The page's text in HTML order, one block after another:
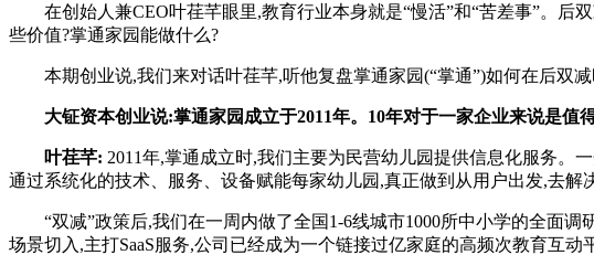
在创始人兼CEO叶荏芊眼里,教育行业本身就是“慢活”和“苦差事”。后
些价值?掌通家园能做什么?
本期创业说,我们来对话叶荏芊,听他复盘掌通家园(“掌通”)如何在后双减
大钲资本创业说:掌通家园成立于2011年。10年对于一家企业来说是值
叶荏芊: 2011年,掌通成立时,我们主要为民营幼儿园提供信息化服务。
通过系统化的技术、服务、设备赋能每家幼儿园,真正做到从用户出发,去解
“双减”政策后,我们在一周内做了全国1-6线城市1000所中小学的全面调
场景切入,主打SaaS服务,公司已经成为一个链接过亿家庭的高频次教育互